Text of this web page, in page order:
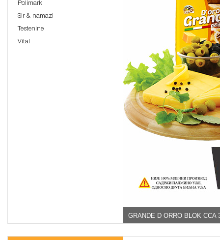
Polimark
Sir & namazi
Testenine
Vital
GRANDE D ORRO BLOK CCA